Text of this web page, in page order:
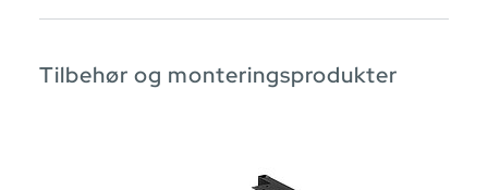
Tilbehør og monteringsprodukter